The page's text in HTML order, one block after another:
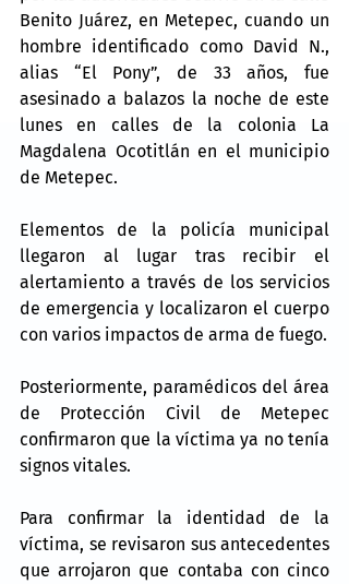
Benito Juárez, en Metepec, cuando un
hombre identificado como David N.,
alias “El Pony”, de 33 años, fue
asesinado a balazos la noche de este
lunes en calles de la colonia La
Magdalena Ocotitlán en el municipio
de Metepec.
Elementos de la policía municipal
llegaron al lugar tras recibir el
alertamiento a través de los servicios
de emergencia y localizaron el cuerpo
con varios impactos de arma de fuego.
Posteriormente, paramédicos del área
de Protección Civil de Metepec
confirmaron que la víctima ya no tenía
signos vitales.
Para confirmar la identidad de la
víctima, se revisaron sus antecedentes
que arrojaron que contaba con cinco